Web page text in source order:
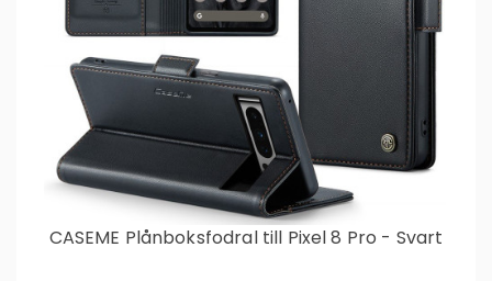
CASEME Plånboksfodral till Pixel 8 Pro - Svart